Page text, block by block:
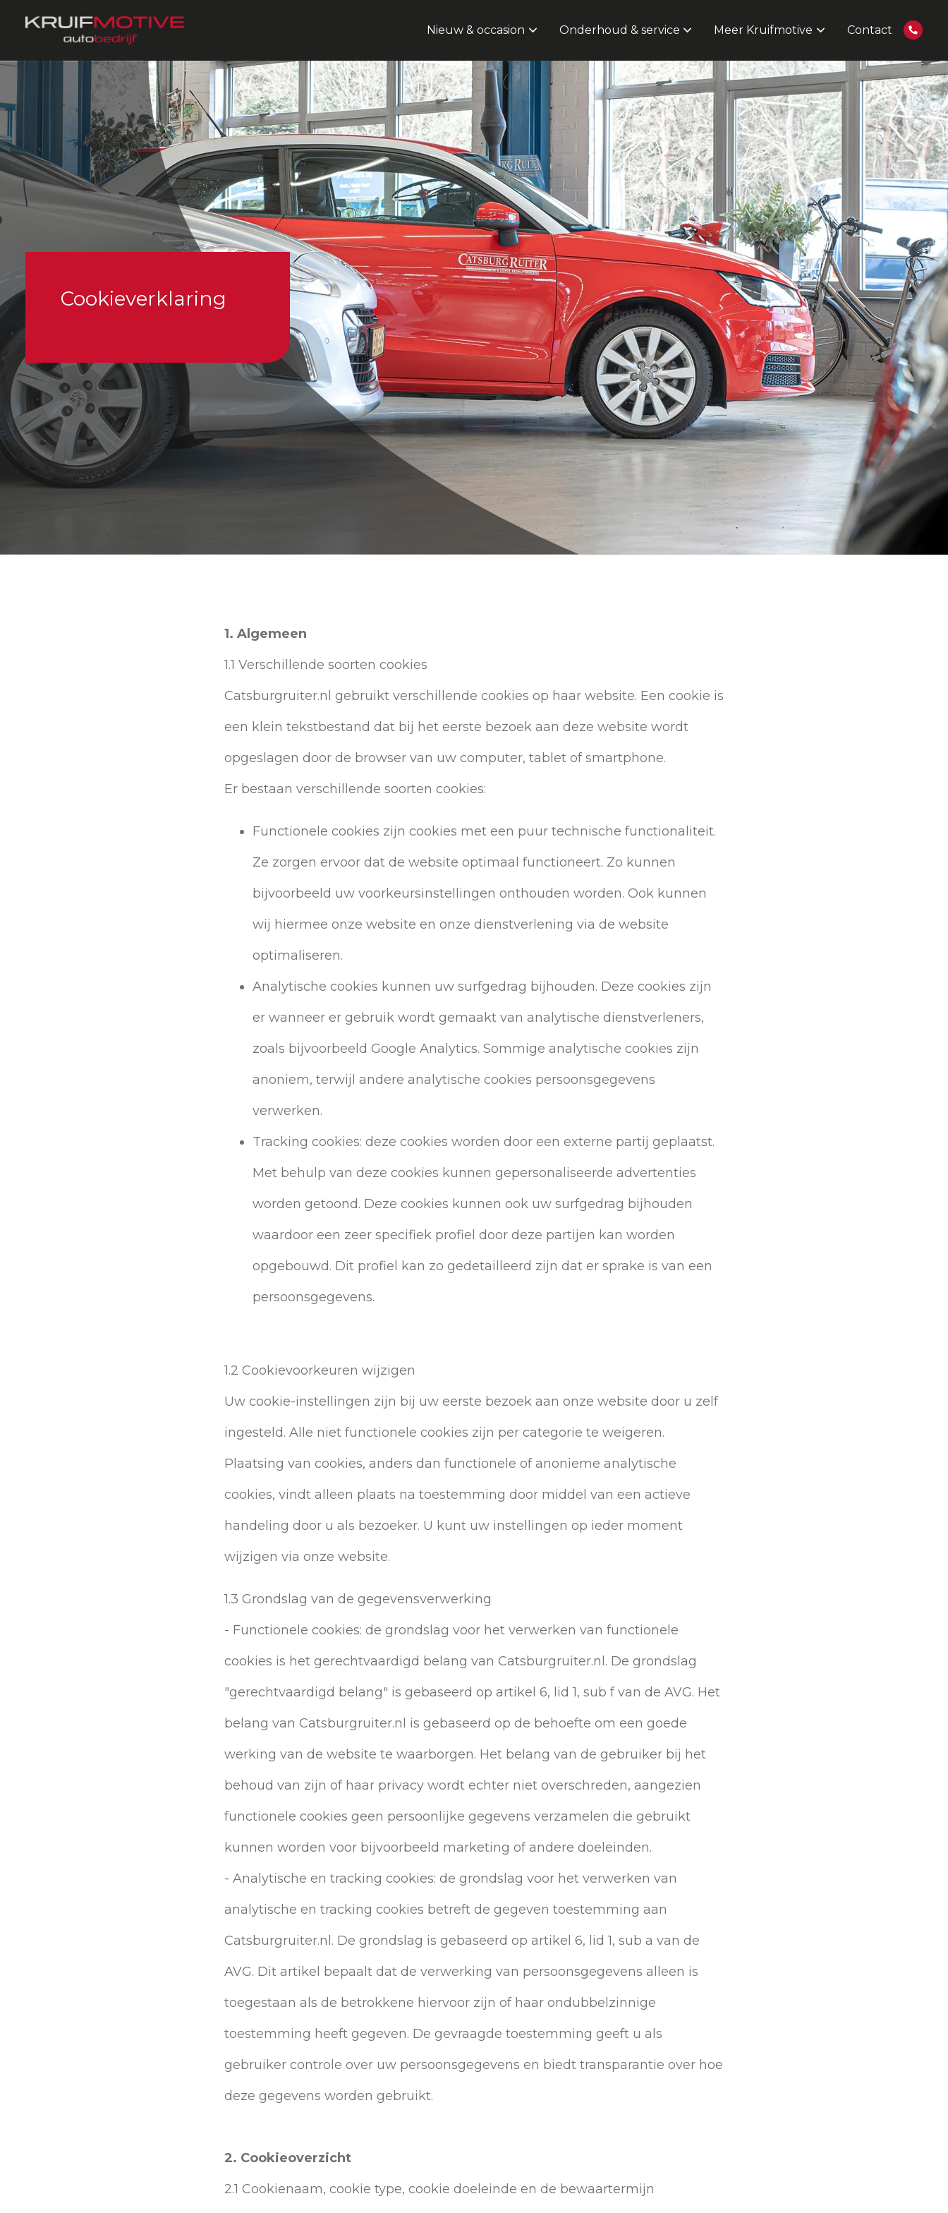
Nieuw & occasion Onderhoud & service Meer Kruifmotive Contact
Cookieverklaring
1. Algemeen
1.1 Verschillende soorten cookies
Catsburgruiter.nl gebruikt verschillende cookies op haar website. Een cookie is
een klein tekstbestand dat bij het eerste bezoek aan deze website wordt
opgeslagen door de browser van uw computer, tablet of smartphone.
Er bestaan verschillende soorten cookies:
Functionele cookies zijn cookies met een puur technische functionaliteit.
Ze zorgen ervoor dat de website optimaal functioneert. Zo kunnen
bijvoorbeeld uw voorkeursinstellingen onthouden worden. Ook kunnen
wij hiermee onze website en onze dienstverlening via de website
optimaliseren.
Analytische cookies kunnen uw surfgedrag bijhouden. Deze cookies zijn
er wanneer er gebruik wordt gemaakt van analytische dienstverleners,
zoals bijvoorbeeld Google Analytics. Sommige analytische cookies zijn
anoniem, terwijl andere analytische cookies persoonsgegevens
verwerken.
Tracking cookies: deze cookies worden door een externe partij geplaatst.
Met behulp van deze cookies kunnen gepersonaliseerde advertenties
worden getoond. Deze cookies kunnen ook uw surfgedrag bijhouden
waardoor een zeer specifiek profiel door deze partijen kan worden
opgebouwd. Dit profiel kan zo gedetailleerd zijn dat er sprake is van een
persoonsgegevens.
1.2 Cookievoorkeuren wijzigen
Uw cookie-instellingen zijn bij uw eerste bezoek aan onze website door u zelf
ingesteld. Alle niet functionele cookies zijn per categorie te weigeren.
Plaatsing van cookies, anders dan functionele of anonieme analytische
cookies, vindt alleen plaats na toestemming door middel van een actieve
handeling door u als bezoeker. U kunt uw instellingen op ieder moment
wijzigen via onze website.
1.3 Grondslag van de gegevensverwerking
- Functionele cookies: de grondslag voor het verwerken van functionele
cookies is het gerechtvaardigd belang van Catsburgruiter.nl. De grondslag
"gerechtvaardigd belang" is gebaseerd op artikel 6, lid 1, sub f van de AVG. Het
belang van Catsburgruiter.nl is gebaseerd op de behoefte om een goede
werking van de website te waarborgen. Het belang van de gebruiker bij het
behoud van zijn of haar privacy wordt echter niet overschreden, aangezien
functionele cookies geen persoonlijke gegevens verzamelen die gebruikt
kunnen worden voor bijvoorbeeld marketing of andere doeleinden.
- Analytische en tracking cookies: de grondslag voor het verwerken van
analytische en tracking cookies betreft de gegeven toestemming aan
Catsburgruiter.nl. De grondslag is gebaseerd op artikel 6, lid 1, sub a van de
AVG. Dit artikel bepaalt dat de verwerking van persoonsgegevens alleen is
toegestaan als de betrokkene hiervoor zijn of haar ondubbelzinnige
toestemming heeft gegeven. De gevraagde toestemming geeft u als
gebruiker controle over uw persoonsgegevens en biedt transparantie over hoe
deze gegevens worden gebruikt.
2. Cookieoverzicht
2.1 Cookienaam, cookie type, cookie doeleinde en de bewaartermijn